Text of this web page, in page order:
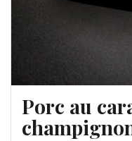
Porc au